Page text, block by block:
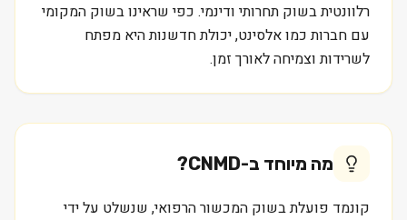
רלוונטית בשוק תחרותי ודינמי. כפי שראינו בשוק המקומי
עם חברות כמו אלסינט, יכולת חדשנות היא מפתח
לשרידות וצמיחה לאורך זמן.
מה מיוחד ב-CNMD
?
קונמד פועלת בשוק המכשור הרפואי, שנשלט על ידי